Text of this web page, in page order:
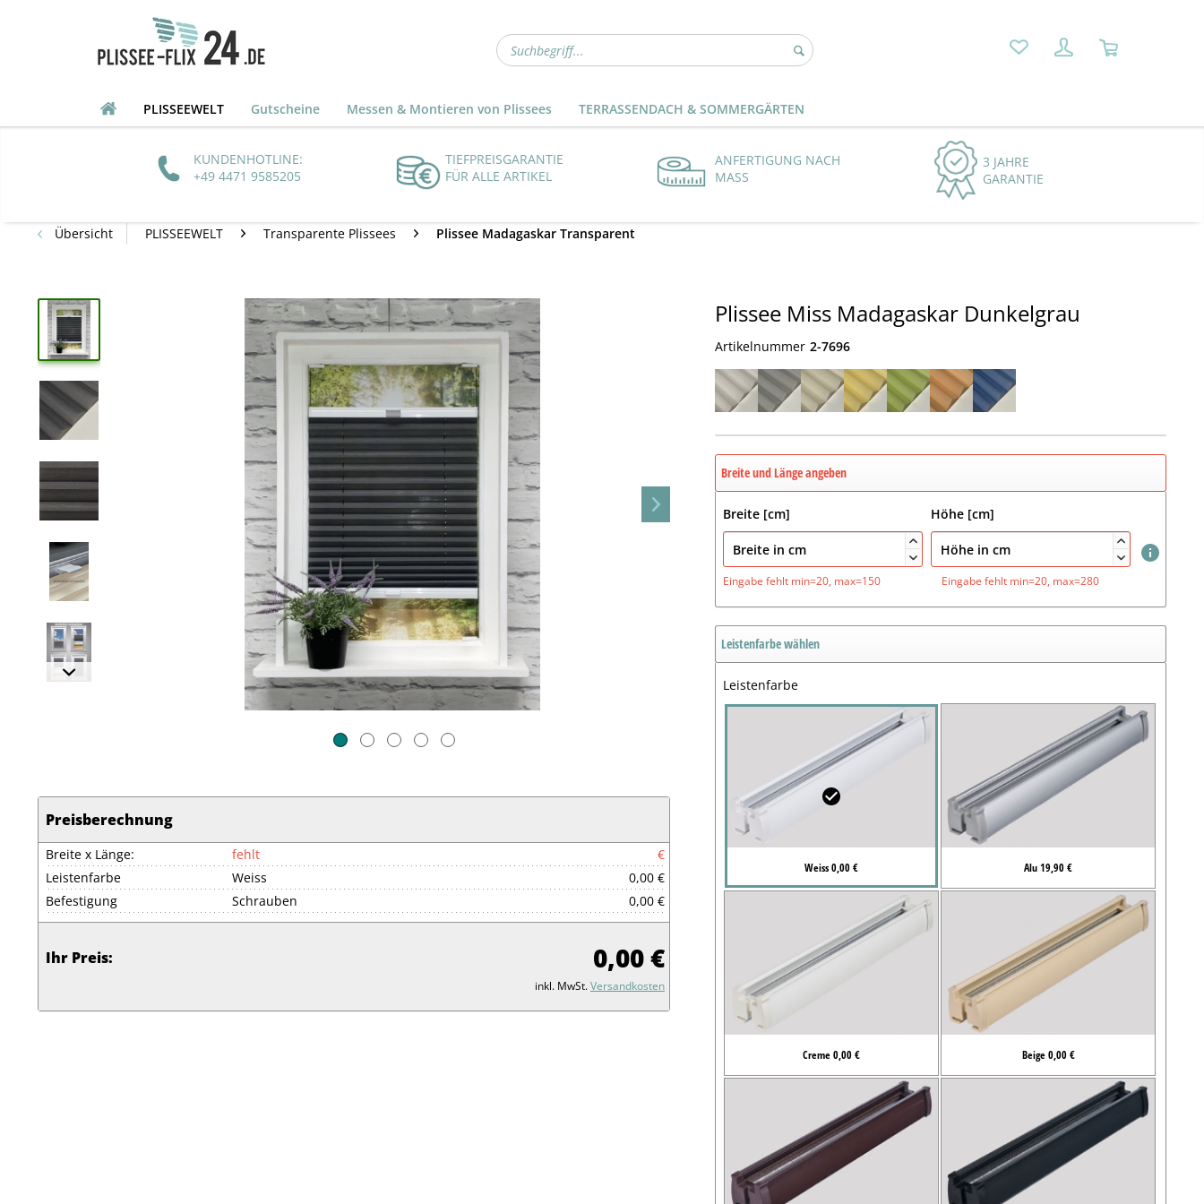
PLISSEEWELT Gutscheine Messen & Montieren von Plissees TERRASSENDACH & SOMMERGÄRTEN
KUNDENHOTLINE:
+49 4471 9585205
TIEFPREISGARANTIE
FÜR ALLE ARTIKEL
ANFERTIGUNG NACH
MASS
3 JAHRE
GARANTIE
Übersicht PLISSEEWELT Transparente Plissees Plissee Madagaskar Transparent
Preisberechnung
Breite x Länge: fehlt
€
Leistenfarbe
Weiss
0,00 €
Befestigung
Schrauben 0,00 €
Ihr Preis: 0,00 €
inkl. MwSt.Versandkosten
Plissee Miss Madagaskar Dunkelgrau
Artikelnummer 2-7696
Breite und Länge angeben
Breite [cm]


Höhe [cm]


Eingabe fehlt min=20, max=150 Eingabe fehlt min=20, max=280
Leistenfarbe wählen
Leistenfarbe
Weiss 0,00 € Alu 19,90 €
Creme 0,00 € Beige 0,00 €